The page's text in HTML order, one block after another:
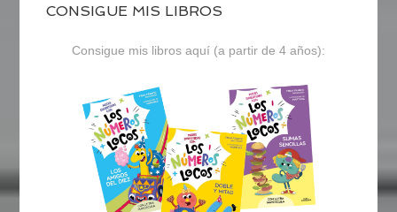
CONSIGUE MIS LIBROS
Consigue mis libros aquí (a partir de 4 años):